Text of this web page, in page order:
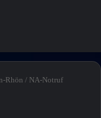
Rhön / NA-Notruf